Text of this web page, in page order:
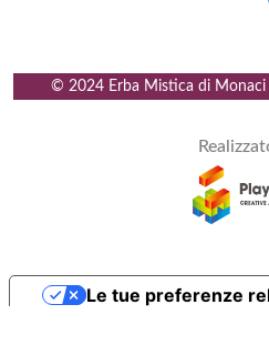
© 2024 Erba Mistica di Monaci
Le tue preferenze